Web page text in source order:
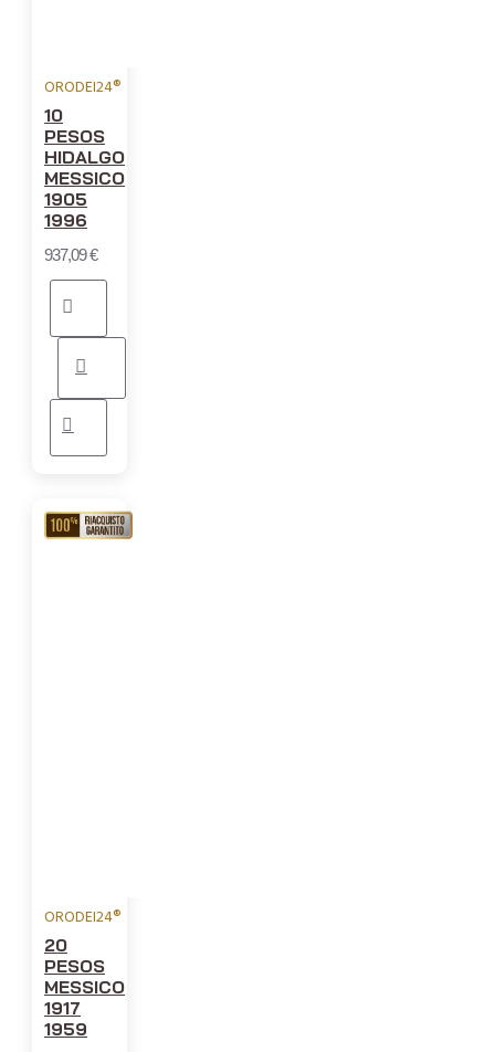
ORODEI24®
10
PESOS
HIDALGO
MESSICO
1905
1996
937,09 €
RIACQUISTO
ORODEI24®
20
PESOS
MESSICO
1917
1959